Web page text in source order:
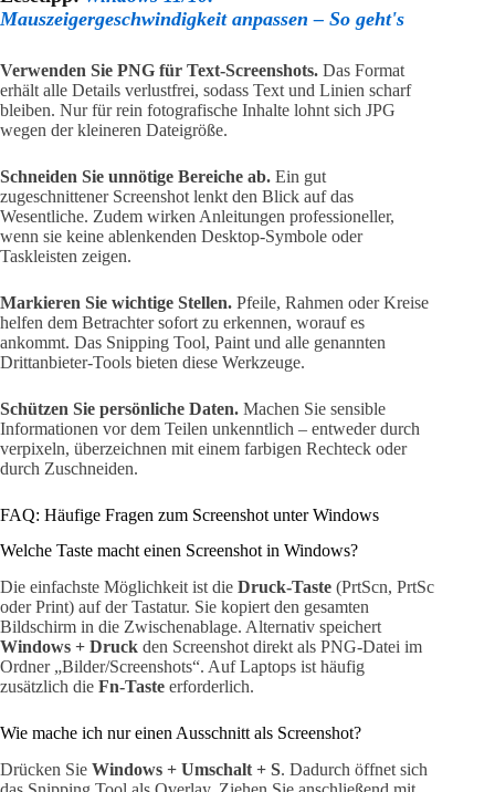
Mauszeigergeschwindigkeit anpassen – So geht's
Verwenden Sie PNG für Text-Screenshots. Das Format
erhält alle Details verlustfrei, sodass Text und Linien scharf
bleiben. Nur für rein fotografische Inhalte lohnt sich JPG
wegen der kleineren Dateigröße.
Schneiden Sie unnötige Bereiche ab. Ein gut
zugeschnittener Screenshot lenkt den Blick auf das
Wesentliche. Zudem wirken Anleitungen professioneller,
wenn sie keine ablenkenden Desktop-Symbole oder
Taskleisten zeigen.
Markieren Sie wichtige Stellen. Pfeile, Rahmen oder Kreise
helfen dem Betrachter sofort zu erkennen, worauf es
ankommt. Das Snipping Tool, Paint und alle genannten
Drittanbieter-Tools bieten diese Werkzeuge.
Schützen Sie persönliche Daten. Machen Sie sensible
Informationen vor dem Teilen unkenntlich – entweder durch
verpixeln, überzeichnen mit einem farbigen Rechteck oder
durch Zuschneiden.
FAQ: Häufige Fragen zum Screenshot unter Windows
Welche Taste macht einen Screenshot in Windows?
Die einfachste Möglichkeit ist die Druck-Taste (PrtScn, PrtSc
oder Print) auf der Tastatur. Sie kopiert den gesamten
Bildschirm in die Zwischenablage. Alternativ speichert
Windows + Druck den Screenshot direkt als PNG-Datei im
Ordner „Bilder/Screenshots“. Auf Laptops ist häufig
zusätzlich die Fn-Taste erforderlich.
Wie mache ich nur einen Ausschnitt als Screenshot?
Drücken Sie Windows + Umschalt + S. Dadurch öffnet sich